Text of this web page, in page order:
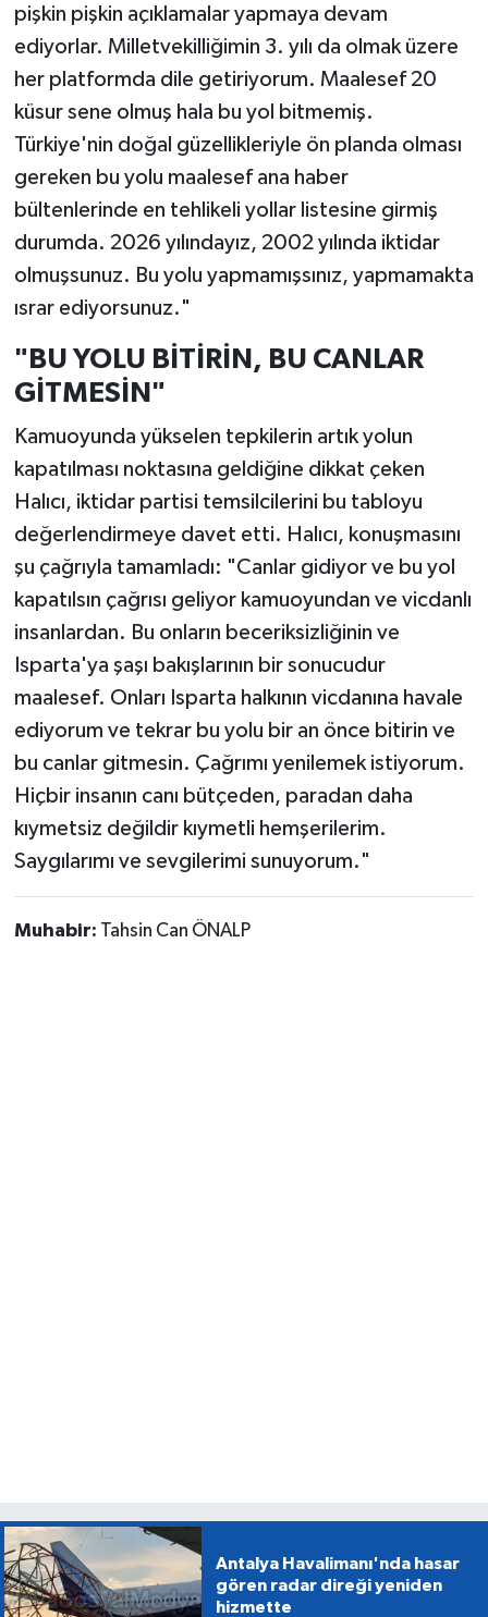
pişkin pişkin açıklamalar yapmaya devam
ediyorlar. Milletvekilliğimin 3. yılı da olmak üzere
her platformda dile getiriyorum. Maalesef 20
küsur sene olmuş hala bu yol bitmemiş.
Türkiye'nin doğal güzellikleriyle ön planda olması
gereken bu yolu maalesef ana haber
bültenlerinde en tehlikeli yollar listesine girmiş
durumda. 2026 yılındayız, 2002 yılında iktidar
olmuşsunuz. Bu yolu yapmamışsınız, yapmamakta
ısrar ediyorsunuz."
"BU YOLU BİTİRİN, BU CANLAR
GİTMESİN"
Kamuoyunda yükselen tepkilerin artık yolun
kapatılması noktasına geldiğine dikkat çeken
Halıcı, iktidar partisi temsilcilerini bu tabloyu
değerlendirmeye davet etti. Halıcı, konuşmasını
şu çağrıyla tamamladı: "Canlar gidiyor ve bu yol
kapatılsın çağrısı geliyor kamuoyundan ve vicdanlı
insanlardan. Bu onların beceriksizliğinin ve
Isparta'ya şaşı bakışlarının bir sonucudur
maalesef. Onları Isparta halkının vicdanına havale
ediyorum ve tekrar bu yolu bir an önce bitirin ve
bu canlar gitmesin. Çağrımı yenilemek istiyorum.
Hiçbir insanın canı bütçeden, paradan daha
kıymetsiz değildir kıymetli hemşerilerim.
Saygılarımı ve sevgilerimi sunuyorum."
Muhabir: Tahsin Can ÖNALP
Antalya Havalimanı'nda hasar
gören radar direği yeniden
hizmette